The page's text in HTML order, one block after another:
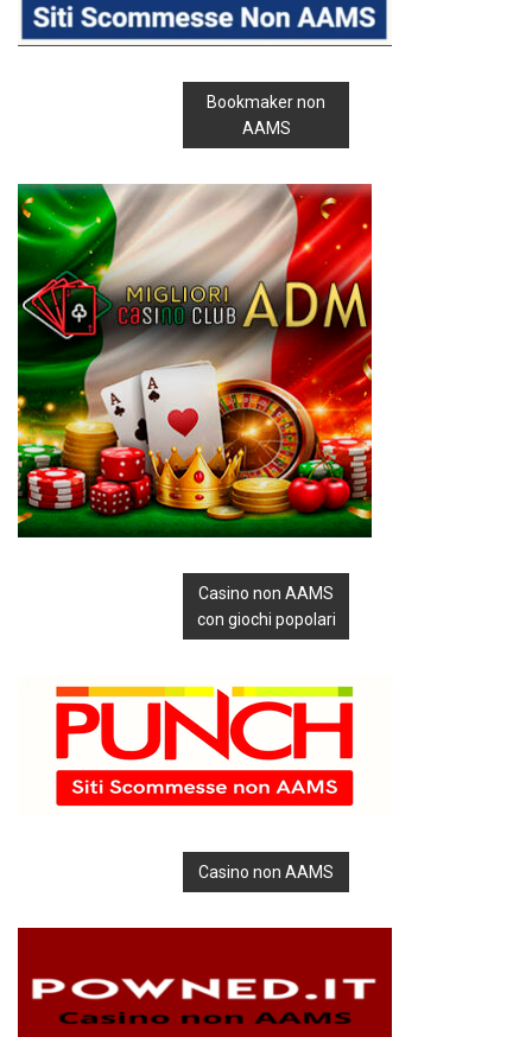
Bookmaker non
AAMS
Casino non AAMS
con giochi popolari
Casino non AAMS